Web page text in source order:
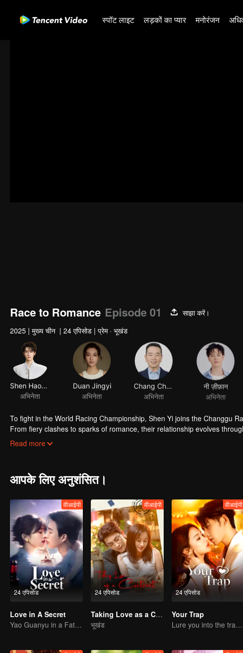
स्पॉट लाइट लड़कों का प्यार मनोरंजन
Race to Romance Episode 01
साझा करें।
2025 | मुख्य चीन | 24 एपिसोड | प्रेम · भूखंड
Shen Haonan
अभिनेता
Duan Jingyi
अभिनेता
अभिनेता
नी ज़ीफ़ान
अभिनेता
To fight in the World Racing Championship, Shen Yi joins the Changgu
From fiery clashes to sparks of romance, their relationship evolves
get success.
Read more
आपके लिए अनुशंसित।
24 एपिसोड
वीआईपी
Love in A Secret
Yao Guanyu in a Fateful Game of Love and Obsession
24 एपिसोड
वीआईपी
Taking Love as a Contract
भूखंड
24 एपिसोड
वीआईपी
Your Trap
Lure you into the trap with love as bait